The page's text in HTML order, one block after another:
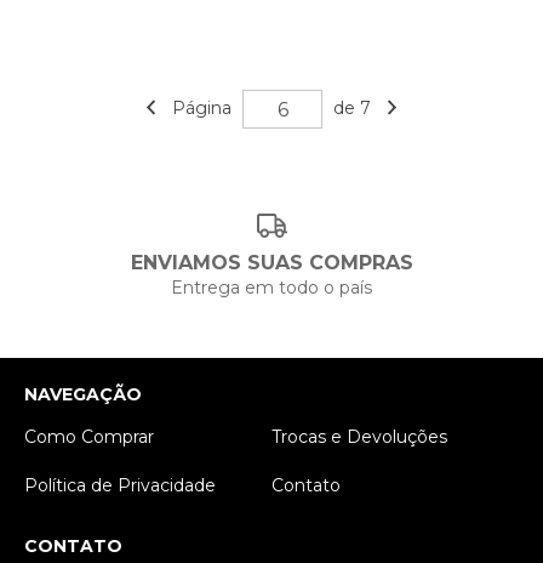
Página de 7
ENVIAMOS SUAS COMPRAS
Entrega em todo o país
NAVEGAÇÃO
Como Comprar
Trocas e Devoluções
Política de Privacidade Contato
CONTATO